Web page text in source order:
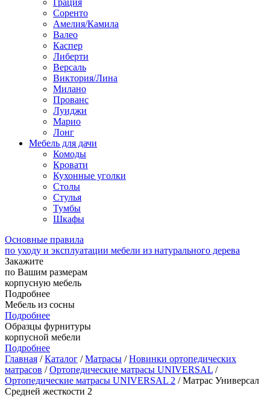
Грация
Соренто
Амелия/Камила
Валео
Каспер
Либерти
Версаль
Виктория/Лина
Милано
Прованс
Луиджи
Марио
Лонг
Мебель для дачи
Комоды
Кровати
Кухонные уголки
Столы
Стулья
Тумбы
Шкафы
Основные правила
по уходу и эксплуатации мебели из натурального дерева
Закажите
по Вашим размерам
корпусную мебель
Подробнее
Мебель из сосны
Подробнее
Образцы фурнитуры
корпусной мебели
Подробнее
Главная /Каталог /Матрасы /Новинки ортопедических
матрасов /Ортопедические матрасы UNIVERSAL /
Ортопедические матрасы UNIVERSAL 2 / Матрас Универсал
Средней жесткости 2